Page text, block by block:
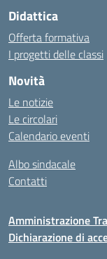
Didattica
Offerta formativa
I progetti delle classi
Novità
Le notizie
Le circolari
Calendario eventi
Albo sindacale
Contatti
Amministrazione
Dichiarazione di